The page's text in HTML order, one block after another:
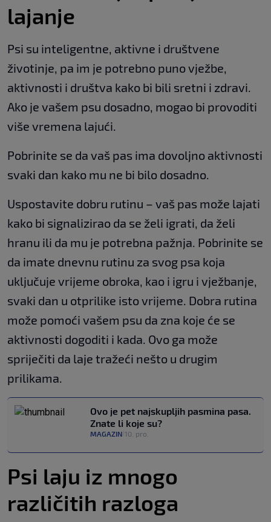
lajanje
Psi su inteligentne, aktivne i društvene
životinje, pa im je potrebno puno vježbe,
aktivnosti i društva kako bi bili sretni i zdravi.
Ako je vašem psu dosadno, mogao bi provoditi
više vremena lajući.
Pobrinite se da vaš pas ima dovoljno aktivnosti
svaki dan kako mu ne bi bilo dosadno.
Uspostavite dobru rutinu – vaš pas može lajati
kako bi signalizirao da se želi igrati, da želi
hranu ili da mu je potrebna pažnja. Pobrinite se
da imate dnevnu rutinu za svog psa koja
uključuje vrijeme obroka, kao i igru i vježbanje,
svaki dan u otprilike isto vrijeme. Dobra rutina
može pomoći vašem psu da zna koje će se
aktivnosti dogoditi i kada. Ovo ga može
spriječiti da laje tražeći nešto u drugim
prilikama.
Ovo je pet najskupljih pasmina pasa.
Znate li koje su?
MAGAZIN 10. pro.
Psi laju iz mnogo
različitih razloga